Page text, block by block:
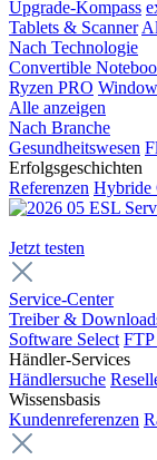
Upgrade-Kompass
Tablets & Scanner
Nach Technologie
Convertible
Ryzen PRO
Alle anzeigen
Nach Branche
Gesundheitswesen
Erfolgsgeschichten
Referenzen Hybride
Jetzt testen
Service-Center
Treiber &
Software Select
Händler-Services
Händlersuche
Wissensbasis
Kundenreferenzen